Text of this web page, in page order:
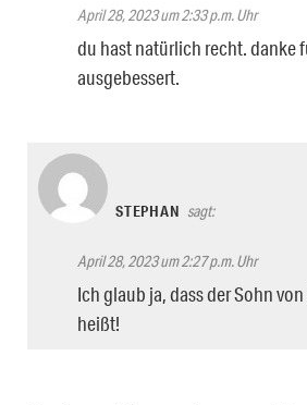
April 28, 2023 um 2:33 p.m. Uhr
du hast natürlich recht. danke
ausgebessert.
STEPHAN sagt:
April 28, 2023 um 2:27 p.m. Uhr
Ich glaub ja, dass der Sohn
heißt!